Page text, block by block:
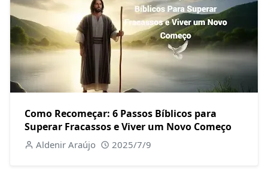
Como Recomeçar: 6 Passos Bíblicos para
Superar Fracassos e Viver um Novo Começo
Aldenir Araújo 2025/7/9